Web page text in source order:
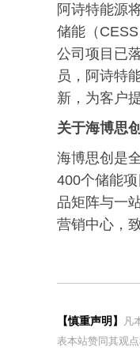
阿诗特能源
储能（
公司项目已
员，阿诗特
新，为客户
关于海博思创
海博思创是
400个储能
品矩阵与一
营销中心，
【慎重声明】
凡
表本站赞同其观